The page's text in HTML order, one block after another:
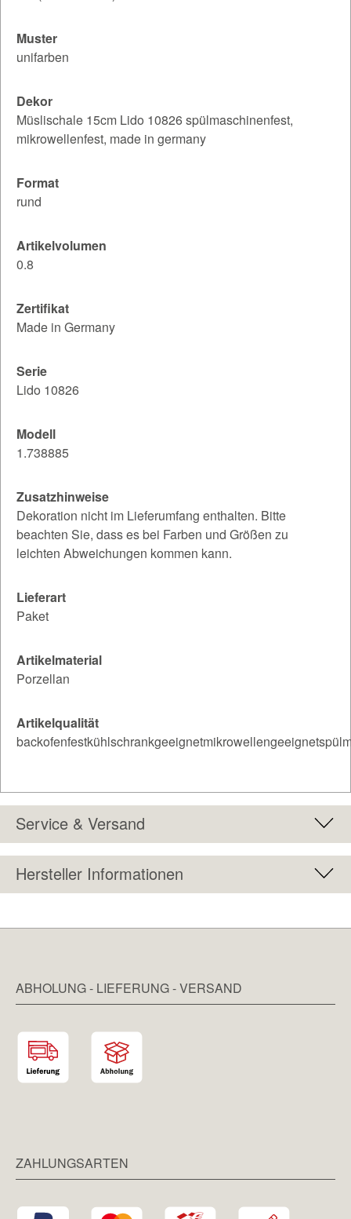
Muster
unifarben
Dekor
Müslischale 15cm Lido 10826 spülmaschinenfest,
mikrowellenfest, made in germany
Format
rund
Artikelvolumen
0.8
Zertifikat
Made in Germany
Serie
Lido 10826
Modell
1.738885
Zusatzhinweise
Dekoration nicht im Lieferumfang enthalten. Bitte
beachten Sie, dass es bei Farben und Größen zu
leichten Abweichungen kommen kann.
Lieferart
Paket
Artikelmaterial
Porzellan
Artikelqualität
Service & Versand
Hersteller Informationen
ABHOLUNG - LIEFERUNG - VERSAND
ZAHLUNGSARTEN